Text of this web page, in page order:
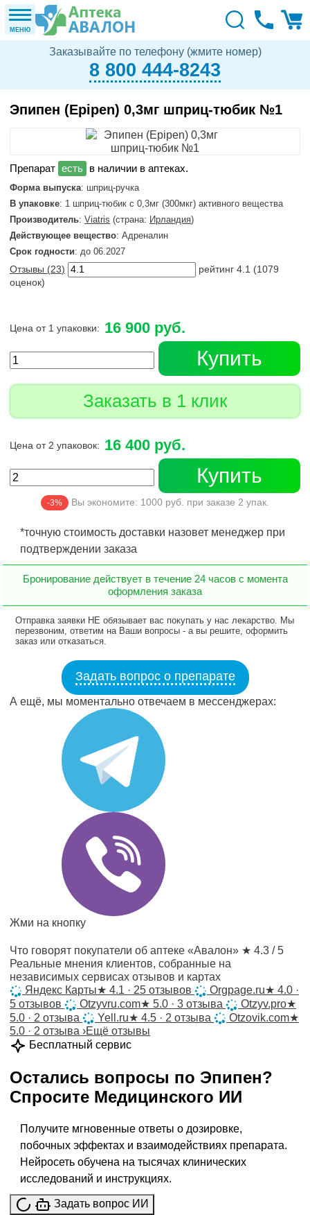
МЕНЮ
Заказывайте по телефону (жмите номер)
8 800 444-8243
Эпипен (Epipen) 0,3мг шприц-тюбик №1
в наличии в аптеках.
Форма выпуска: шприц-ручка
В упаковке: 1 шприц-тюбик с 0,3мг (300мкг) активного вещества
Производитель: Viatris (страна: Ирландия)
Действующее вещество: Адреналин
Срок годности: до 06.2027
Отзывы (23) рейтинг 4.1 (1079
оценок)
Цена от 1 упаковки: 16 900 руб.
Купить
Заказать в 1 клик
Цена от 2 упаковок: 16 400 руб.
Купить
-3% Вы экономите: 1000 руб. при заказе 2 упак.
*точную стоимость доставки назовет менеджер при
подтверждении заказа
Бронирование действует в течение 24 часов с момента
оформления заказа
Отправка заявки НЕ обязывает вас покупать у нас лекарство. Мы
перезвоним, ответим на Ваши вопросы - а вы решите, оформить
заказ или отказаться.
Задать вопрос о препарате
А ещё, мы моментально отвечаем в мессенджерах:
Жми на кнопку
Что говорят покупатели об аптеке «Авалон» ★ 4.3 / 5
Реальные мнения клиентов, собранные на
независимых сервисах отзывов и картах
Яндекс Карты★ 4.1 · 25 отзывов Orgpage.ru★ 4.0 ·
5 отзывов
Otzyvru.com★ 5.0 · 3 отзыва Otzyv.pro★
5.0 · 2 отзыва
Yell.ru★ 4.5 · 2 отзыва Otzovik.com★
5.0 · 2 отзыва ›Ещё отзывы
Бесплатный сервис
Остались вопросы по Эпипен?
Спросите Медицинского ИИ
Получите мгновенные ответы о дозировке,
побочных эффектах и взаимодействиях препарата.
Нейросеть обучена на тысячах клинических
исследований и инструкциях.
Задать вопрос ИИ